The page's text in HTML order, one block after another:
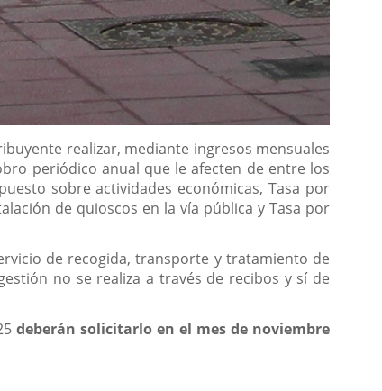
realizar, mediante ingresos mensuales
periódico anual que le afecten de entre los
sobre actividades económicas, Tasa por
de quioscos en la vía pública y Tasa por
de recogida, transporte y tratamiento de
no se realiza a través de recibos y sí de
deberán solicitarlo en el mes de noviembre